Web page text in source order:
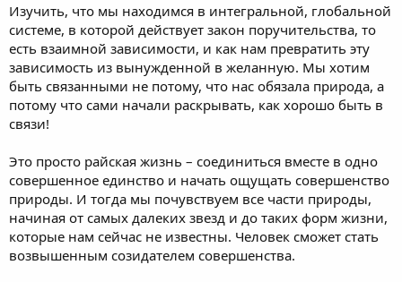
Изучить, что мы находимся в интегральной, глобальной
системе, в которой действует закон поручительства, то
есть взаимной зависимости, и как нам превратить эту
зависимость из вынужденной в желанную. Мы хотим
быть связанными не потому, что нас обязала природа, а
потому что сами начали раскрывать, как хорошо быть в
связи!
Это просто райская жизнь – соединиться вместе в одно
совершенное единство и начать ощущать совершенство
природы. И тогда мы почувствуем все части природы,
начиная от самых далеких звезд и до таких форм жизни,
которые нам сейчас не известны. Человек сможет стать
возвышенным созидателем совершенства.